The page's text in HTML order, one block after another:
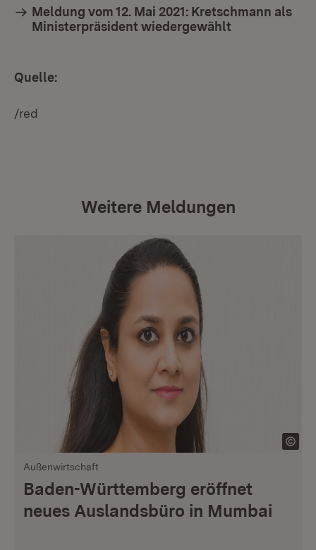
Meldung vom 12. Mai 2021: Kretschmann als
Ministerpräsident wiedergewählt
Quelle:
/red
Weitere Meldungen
Außenwirtschaft
Baden-Württemberg eröffnet
neues Auslandsbüro in Mumbai